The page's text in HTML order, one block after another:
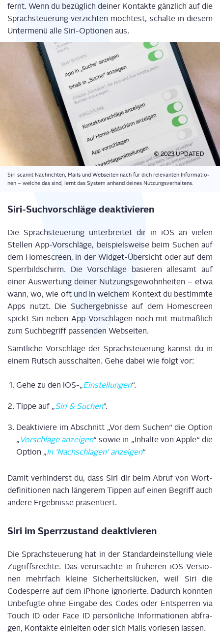
fernt. Wenn du bezüg­lich dei­ner Kon­tak­te gänz­lich auf die
Sprach­steue­rung ver­zich­ten möch­test, schal­te in die­sem
Unter­me­nü alle Siri-Optio­nen aus.
© 2023 UPDATED
Siri scannt Nach­rich­ten, Mails und Web­sei­ten nach für dich rele­van­ten Infor­ma­tio­
nen – wel­che das sind, lernt das Sys­tem anhand dei­nes Nutzungsverhaltens.
Siri-Such­vor­schlä­ge deaktivieren
Die Sprach­steue­rung unter­brei­tet dir in iOS an vie­len
Stel­len App-Vor­schlä­ge, bei­spiels­wei­se beim Suchen auf
dem Home­screen, in der Wid­get-Über­sicht oder auf dem
Sperr­bild­schirm. Die Vor­schlä­ge basie­ren alle­samt auf
einer Aus­wer­tung dei­ner Nut­zungs­ge­wohn­hei­ten – etwa
wann, wo, wie oft und in wel­chem Kon­text du bestimm­te
Apps nutzt. Die Such­ergeb­nis­se auf dem Home­screen
spickt Siri neben App-Vor­schlä­gen noch mit mut­maß­lich
zum Such­be­griff pas­sen­den Webseiten.
Sämt­li­che Vor­schlä­ge der Sprach­steue­rung kannst du in
einem Rutsch aus­schal­ten. Gehe dabei wie folgt vor:
Gehe zu den iOS-„Ein­stel­lun­gen“.
Tip­pe auf „Siri & Suchen“.
Deak­ti­vie­re im Abschnitt „Vor dem Suchen“ die Opti­on
„ Vor­schlä­ge anzei­gen“ sowie in „Inhal­te von Apple“ die
Opti­on „In ‘Nach­schla­gen’ anzei­gen“
Damit ver­hin­derst du, dass Siri dir beim Abruf von Wort­
de­fi­ni­tio­nen nach län­ge­rem Tip­pen auf einen Begriff auch
ande­re Ergeb­nis­se präsentiert.
Siri im Sperr­zu­stand deaktivieren
Die Sprach­steue­rung hat in der Stan­dard­ein­stel­lung vie­le
Zugriffs­rech­te. Das ver­ur­sach­te in frü­he­ren iOS-Ver­sio­
nen mehr­fach klei­ne Sicher­heits­lü­cken, weil Siri die
Code­sper­re auf dem iPho­ne igno­rier­te. Dadurch konn­ten
Unbe­fug­te ohne Ein­ga­be des Codes oder Ent­sper­ren via
Touch ID oder Face ID per­sön­li­che Infor­ma­tio­nen abfra­
gen, Kon­tak­te ein­lei­ten oder sich Mails vor­le­sen lassen.